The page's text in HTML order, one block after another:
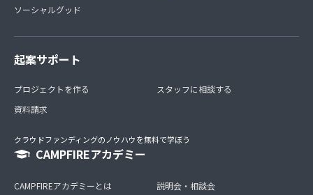
ソーシャルグッド
起案サポート
プロジェクトを作る
資料請求
スタッフに相談する
クラウドファンディングのノウハウを無料で学ぼう
CAMPFIREアカデミー
CAMPFIREアカデミーとは
説明会・相談会